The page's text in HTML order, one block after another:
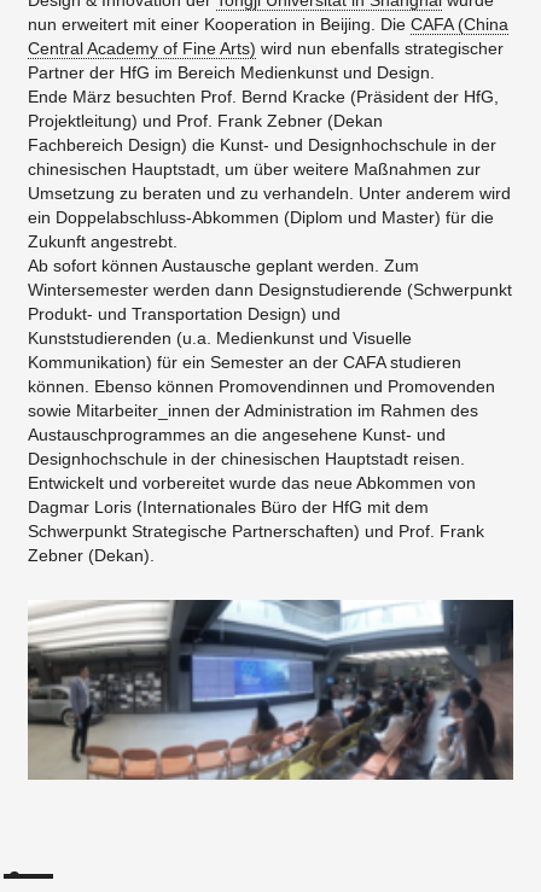
nun erweitert mit einer Kooperation in Beijing. Die CAFA (China
Central Academy of Fine Arts) wird nun ebenfalls strategischer
Partner der HfG im Bereich Medienkunst und Design.
​Ende März besuchten Prof. Bernd Kracke (Präsident der HfG,
Projektleitung) und Prof. Frank Zebner (Dekan
Fachbereich Design) die Kunst- und Designhochschule in der
chinesischen Hauptstadt, um über weitere Maßnahmen zur
Umsetzung zu beraten und zu verhandeln. Unter anderem wird
ein Doppelabschluss-Abkommen (Diplom und Master) für die
Zukunft angestrebt.
Ab sofort können Austausche geplant werden. Zum
Wintersemester werden dann Designstudierende (Schwerpunkt
Produkt- und Transportation Design) und
Kunststudierenden (u.a. Medienkunst und Visuelle
Kommunikation) für ein Semester an der CAFA studieren
können. Ebenso können Promovendinnen und Promovenden
sowie Mitarbeiter_innen der Administration im Rahmen des
Austauschprogrammes an die angesehene Kunst- und
Designhochschule in der chinesischen Hauptstadt reisen.
Entwickelt und vorbereitet wurde das neue Abkommen von
Dagmar Loris (Internationales Büro der HfG mit dem
Schwerpunkt Strategische Partnerschaften) und Prof. Frank
Zebner (Dekan).